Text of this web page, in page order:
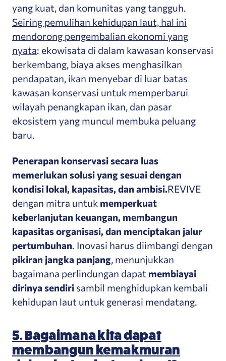
yang kuat, dan komunitas yang tangguh.
Seiring pemulihan kehidupan laut, hal ini
mendorong pengembalian ekonomi yang
nyata: ekowisata di dalam kawasan konservasi
berkembang, biaya akses menghasilkan
pendapatan, ikan menyebar di luar batas
kawasan konservasi untuk memperbarui
wilayah penangkapan ikan, dan pasar
ekosistem yang muncul membuka peluang
baru.
Penerapan konservasi secara luas
memerlukan solusi yang sesuai dengan
kondisi lokal, kapasitas, dan ambisi.REVIVE
dengan mitra untuk memperkuat
keberlanjutan keuangan, membangun
kapasitas organisasi, dan menciptakan jalur
pertumbuhan. Inovasi harus diimbangi dengan
pikiran jangka panjang, menunjukkan
bagaimana perlindungan dapat membiayai
dirinya sendirisambil menghidupkan kembali
kehidupan laut untuk generasi mendatang.
5. Bagaimana kita dapat
membangun kemakmuran